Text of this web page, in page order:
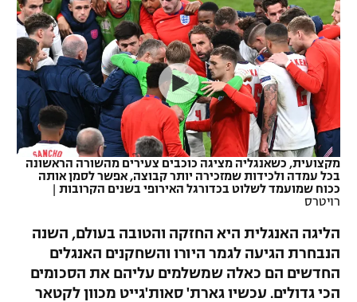
VOD
רץ ברשת
תוצאות
ברחבה
נבחרת ישראל
מכבי חיפה
בית"ר ירושלים
מכבי תל אביב
הפועל תל אביב
הפועל באר שבע
מכבי נתניה
ליגה ספרדית
ליגה איטלקית
ליגה צרפתית
ליגה הולנדית
ליגה טורקית
ליגה סינית
כדורסל נשים
מכבי תל אביב
הפועל חולון
הפועל ירושלים
דני אבדיה
יורוליג
יורוקאפ
טניס
כדוריד
כדורעף
שחייה
ג'ודו
אגרוף
ספורט אולימפי
מקצועית, כשאנגליה מציגה כוכבים צעירים מהשורה הראשונה
בכל עמדה ולכידות שמזכירה יותר קבוצה, אפשר לסמן אותה
ככוח שמועמד לשלוט בכדורגל האירופי בשנים הקרובות |
רויטרס
הליגה האנגלית היא החזקה והטובה בעולם, השנה
הנבחרת הגיעה לגמר היורו והשחקנים האנגלים
החדשים הם כאלה שמשלמים עליהם את הסכומים
הכי גדולים. עכשיו גארת' סאות'גייט מכוון לקטאר